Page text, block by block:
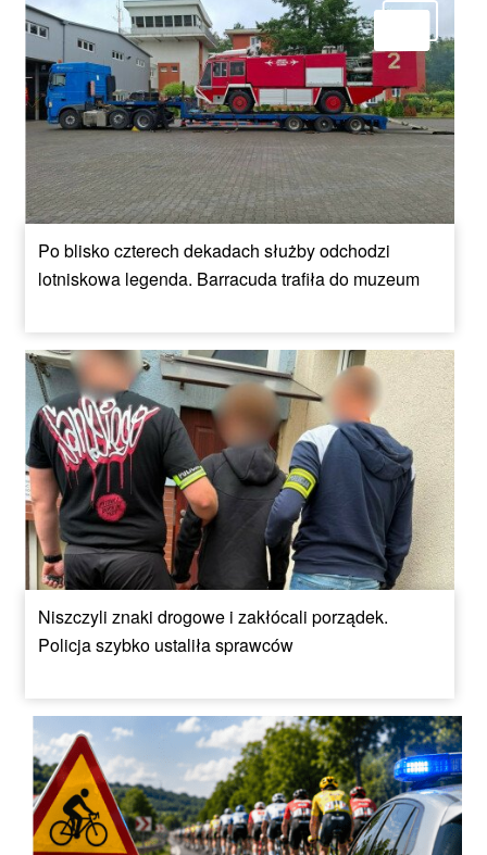
Po blisko czterech dekadach służby odchodzi
lotniskowa legenda. Barracuda trafiła do muzeum
Niszczyli znaki drogowe i zakłócali porządek.
Policja szybko ustaliła sprawców